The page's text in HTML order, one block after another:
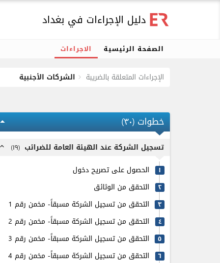
دليل الإجراءات في بغداد
الصفحة الرئيسية الاجراءات
الإجراءات المتعلقة بالضريبة الشركات الأجنبية
خطوات (٣٠)
arrow_drop_up
تسجيل الشركة عند الهيئة العامة للضرائب (۱٩)
expand_less
۱ الحصول على تصريح دخول
٢ التحقق من الوثائق
٣ التحقق من تسجيل الشركة مسبقاً- مخمن رقم 1
٤ التحقق من تسجيل الشركة مسبقاً- مخمن رقم 2
٥ التحقق من تسجيل الشركة مسبقاً- مخمن رقم 3
٦ التحقق من تسجيل الشركة مسبقاً- مخمن رقم 4